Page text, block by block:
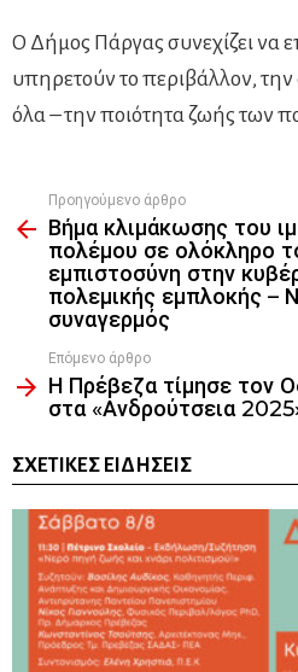
Ο Δήμος Πάργας συνεχίζει να
υπηρετούν το περιβάλλον, την
όλα – την ποιότητα ζωής των
more
Προηγούμενο άρθρο
Βήμα κλιμάκωσης του
πολέμου σε ολόκληρο
εμπιστοσύνη στην
πολεμικής εμπλοκής –
συναγερμός
Επόμενο άρθρο
Η Πρέβεζα τίμησε τον
στα «Ανδρούτσεια
ΣΧΕΤΙΚΈΣ ΕΙΔΉΣΕΙΣ